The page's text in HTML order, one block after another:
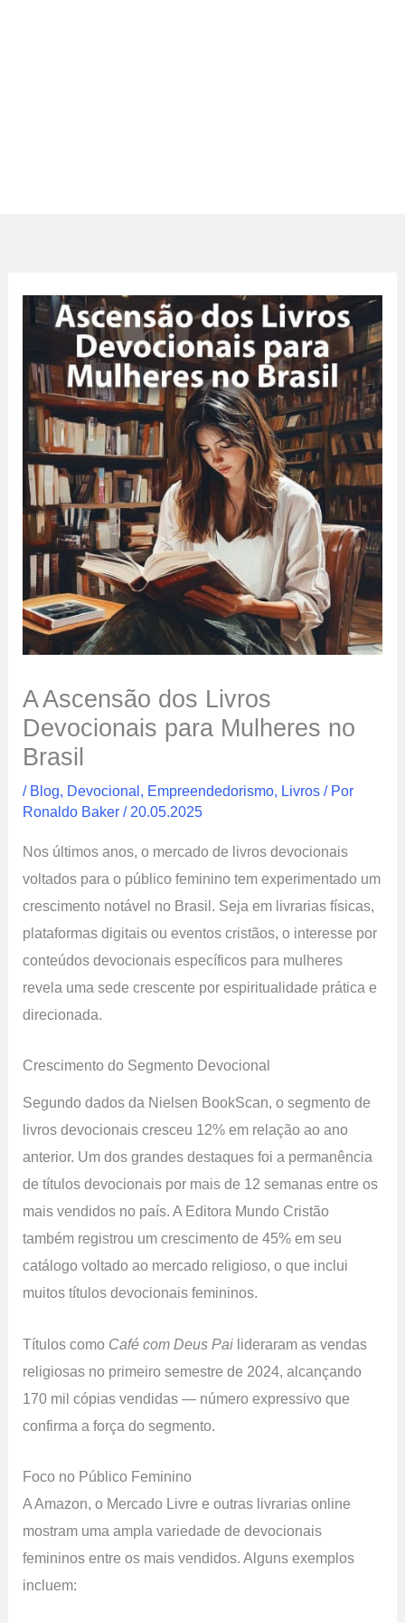
A Ascensão dos Livros
Devocionais para Mulheres no
Brasil
/ Blog, Devocional, Empreendedorismo, Livros / Por
Ronaldo Baker/ 20.05.2025
Nos últimos anos, o mercado de livros devocionais
voltados para o público feminino tem experimentado um
crescimento notável no Brasil. Seja em livrarias físicas,
plataformas digitais ou eventos cristãos, o interesse por
conteúdos devocionais específicos para mulheres
revela uma sede crescente por espiritualidade prática e
direcionada.
Crescimento do Segmento Devocional
Segundo dados da Nielsen BookScan, o segmento de
livros devocionais cresceu 12% em relação ao ano
anterior. Um dos grandes destaques foi a permanência
de títulos devocionais por mais de 12 semanas entre os
mais vendidos no país. A Editora Mundo Cristão
também registrou um crescimento de 45% em seu
catálogo voltado ao mercado religioso, o que inclui
muitos títulos devocionais femininos.
Títulos como Café com Deus Pai lideraram as vendas
religiosas no primeiro semestre de 2024, alcançando
170 mil cópias vendidas — número expressivo que
confirma a força do segmento.
Foco no Público Feminino
A Amazon, o Mercado Livre e outras livrarias online
mostram uma ampla variedade de devocionais
femininos entre os mais vendidos. Alguns exemplos
incluem: